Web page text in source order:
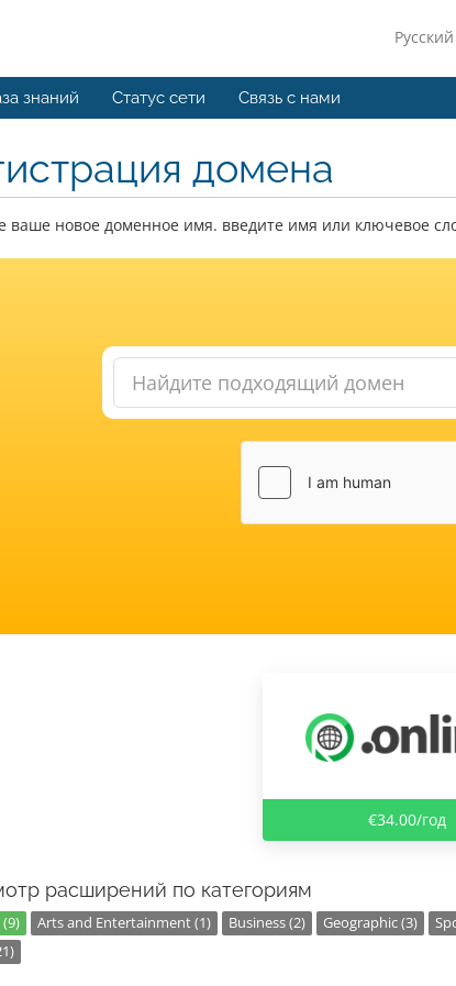
Русский
знаний Статус сети Связь с нами
домена
ваше новое доменное имя. введите имя или ключевое
€34.00/год
расширений по категориям
Arts and Entertainment (1) Business (2) Geographic (3)